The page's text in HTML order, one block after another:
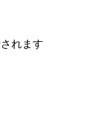
れます